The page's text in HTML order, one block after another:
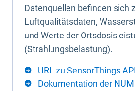
Datenquellen befinden sich
Luftqualitätsdaten,
und Werte der
(Strahlungsbelastung).
URL zu SensorThings API
Dokumentation der